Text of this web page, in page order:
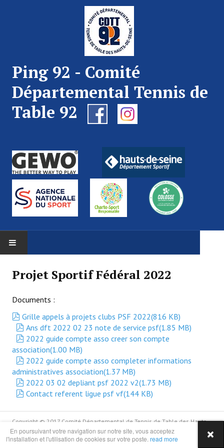
Ping 92 - Comité
Départemental Tennis de
Table 92
Le comité
Trombinoscope
Procès Verbaux
Administratif
Affiliation / réaffiliation
Assurance
Projet Sportif Fédéral 2022
Documents :
pdf
Grille appels à projets clubs PSF 2022(816 KB)
pdf
Ans dft 2022 02 23 note de service psf(1.85 MB)
pdf
2022 guide compte asso creer son compte
association(1.00 MB)
pdf
2022 guide compte asso completer informations
administratives association(1.37 MB)
pdf
2022 03 02 depliant psf 2022 v2(1.73 MB)
pdf
Contact referent ligue psf vf(144 KB)
Copyright © 2017 Comité Départemental de Tennis de Table des Hauts
de Seine
En poursuivant votre navigation sur notre site, vous acceptez
l'installation et l'utilisation de cookies sur votre poste. read more